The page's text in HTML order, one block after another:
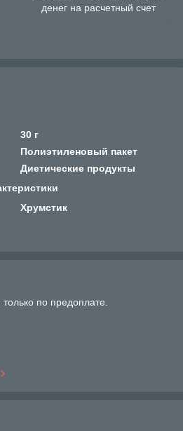
денег на расчетный счет
30 г
Полиэтиленовый пакет
Диетические продукты
Хрумстик
по предоплате.